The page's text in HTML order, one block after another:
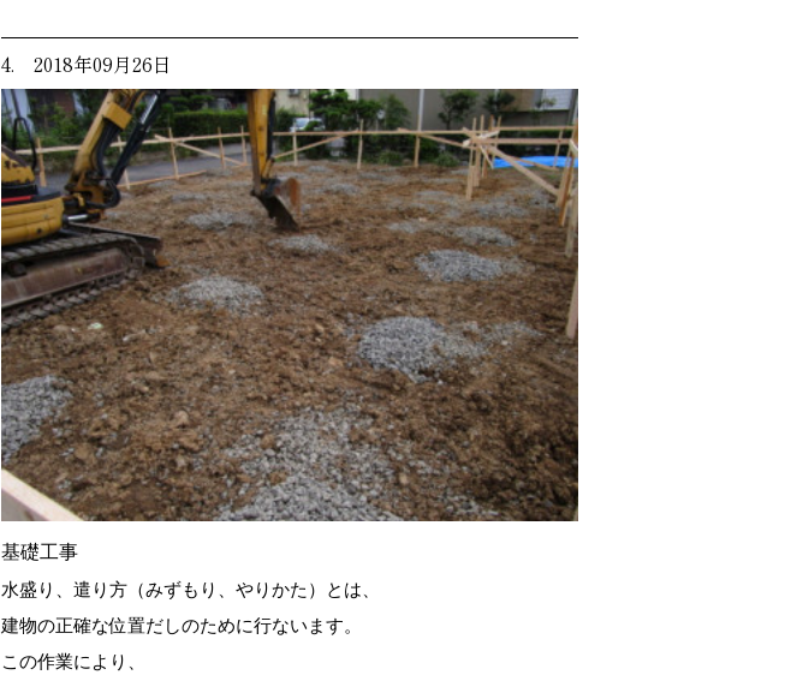
4. 2018年09月26日
基礎工事
水盛り、遣り方（みずもり、やりかた）とは、
建物の正確な位置だしのために行ないます。
この作業により、